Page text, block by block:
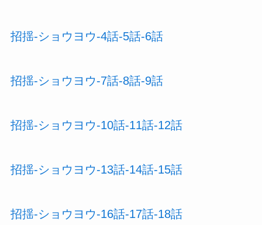
招揺-ショウヨウ-4話-5話-6話
招揺-ショウヨウ-7話-8話-9話
招揺-ショウヨウ-10話-11話-12話
招揺-ショウヨウ-13話-14話-15話
招揺-ショウヨウ-16話-17話-18話